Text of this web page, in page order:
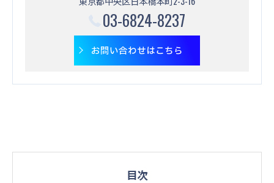
03-6824-8237
お問い合わせはこちら
目次